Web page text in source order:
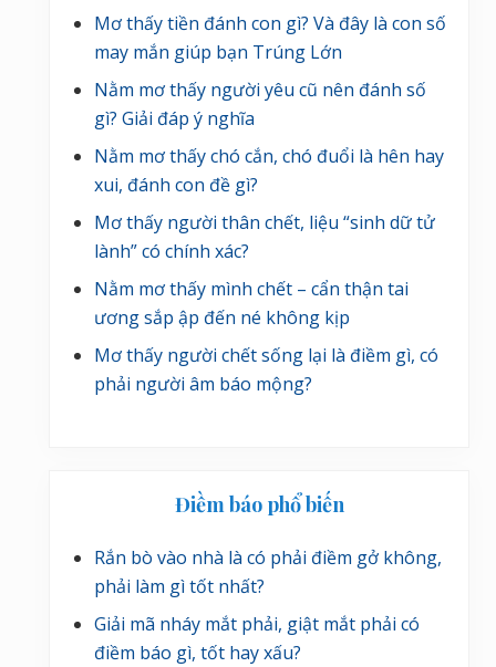
Mơ thấy tiền đánh con gì? Và đây là con số
may mắn giúp bạn Trúng Lớn
Nằm mơ thấy người yêu cũ nên đánh số
gì? Giải đáp ý nghĩa
Nằm mơ thấy chó cắn, chó đuổi là hên hay
xui, đánh con đề gì?
Mơ thấy người thân chết, liệu “sinh dữ tử
lành” có chính xác?
Nằm mơ thấy mình chết – cẩn thận tai
ương sắp ập đến né không kịp
Mơ thấy người chết sống lại là điềm gì, có
phải người âm báo mộng?
Điềm báo phổ biến
Rắn bò vào nhà là có phải điềm gở không,
phải làm gì tốt nhất?
Giải mã nháy mắt phải, giật mắt phải có
điềm báo gì, tốt hay xấu?